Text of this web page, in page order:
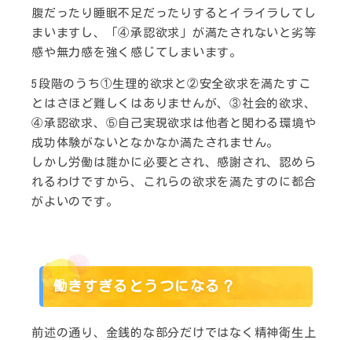
腹だったり睡眠不足だったりするとイライラしてし
まいますし、「④承認欲求」が満たされないと劣等
感や無力感を強く感じてしまいます。
5段階のうち①生理的欲求と②安全欲求を満たすこ
とはさほど難しくはありませんが、③社会的欲求、
④承認欲求、⑤自己実現欲求は他者と関わる環境や
成功体験がないとなかなか満たされません。
しかし労働は誰かに必要とされ、感謝され、認めら
れるわけですから、これらの欲求を満たすのに都合
がよいのです。
働きすぎるとうつになる？
前述の通り、金銭的な部分だけではなく精神衛生上